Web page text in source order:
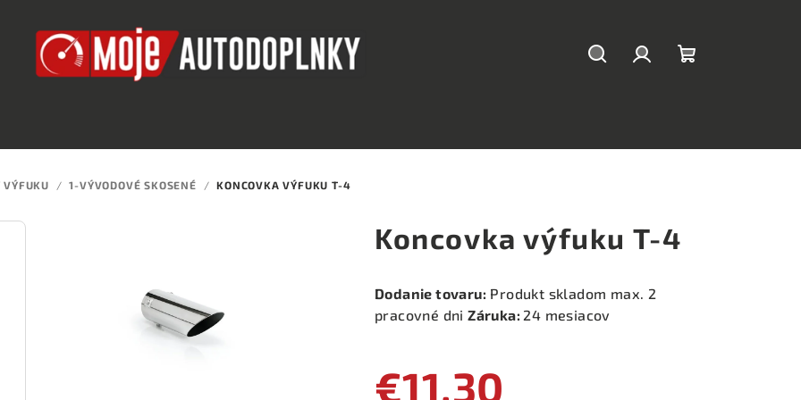
VÝFUKU / 1-VÝVODOVÉ SKOSENÉ / KONCOVKA VÝFUKU T-4
Koncovka výfuku T-4
Dodanie tovaru: Produkt skladom max. 2
pracovné dniZáruka: 24 mesiacov
€11,30